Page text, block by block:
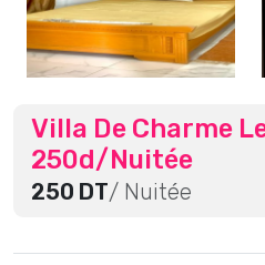
Villa De Charme
250d/Nuitée
250 DT/ Nuitée